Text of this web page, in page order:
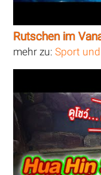
Rutschen im
mehr zu:Sport